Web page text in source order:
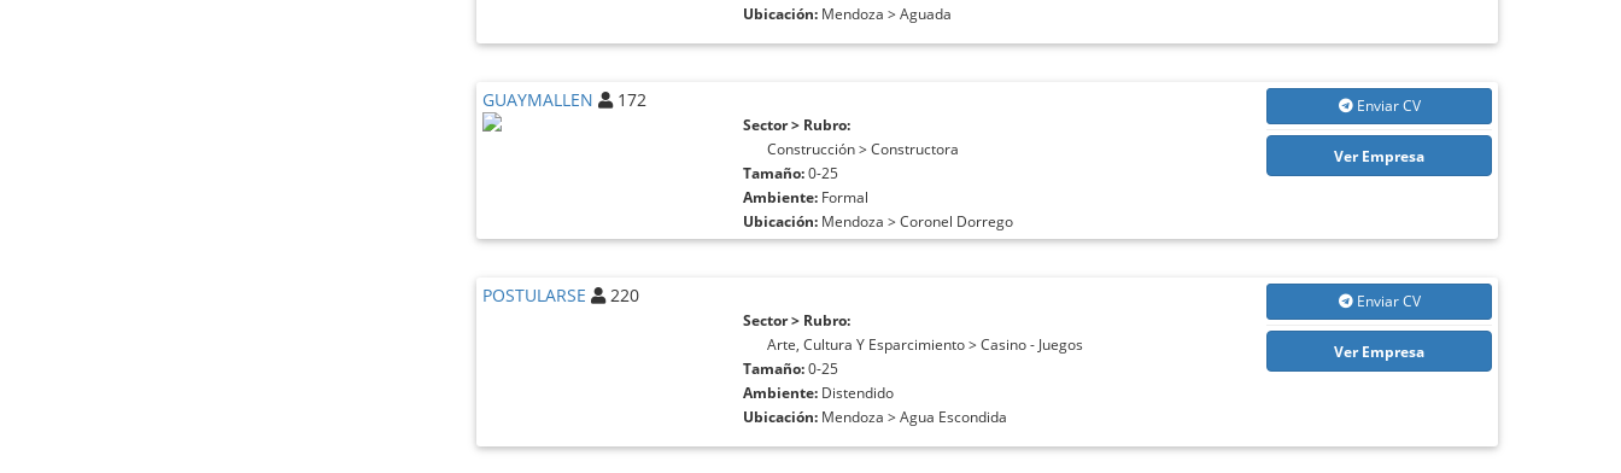
Ubicación: Mendoza > Aguada
GUAYMALLEN 172
Sector > Rubro:
Construcción > Constructora
Tamaño:0-25
Ambiente: Formal
Ubicación: Mendoza > Coronel Dorrego
Enviar CV
Ver Empresa
POSTULARSE 220
Sector > Rubro:
Arte, Cultura Y Esparcimiento > Casino - Juegos
Tamaño:0-25
Ambiente: Distendido
Ubicación: Mendoza > Agua Escondida
Enviar CV
Ver Empresa